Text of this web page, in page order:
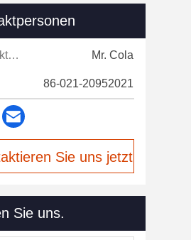
Kontaktpersonen: Mr. Cola
86-021-20952021
Sie uns jetzt
Sie uns.